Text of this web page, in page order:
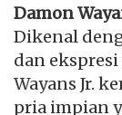
Damon
Dikenal
dan
Wayans Jr.
pria impian